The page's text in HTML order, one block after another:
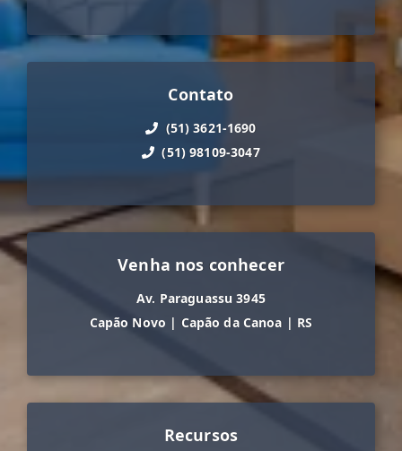
Contato
(51) 3621-1690
(51) 98109-3047
Venha nos conhecer
Av. Paraguassu 3945
Capão Novo | Capão da Canoa | RS
Recursos